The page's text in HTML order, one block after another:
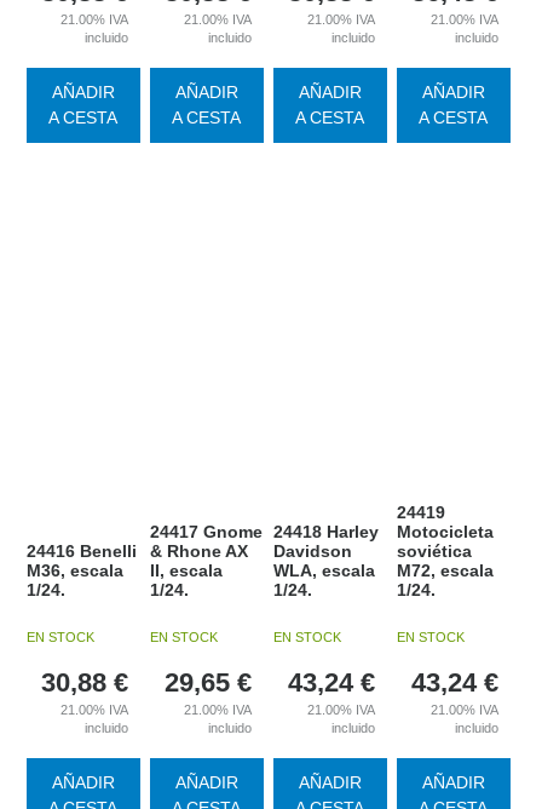
21.00% IVA
incluido
AÑADIR
A CESTA
21.00% IVA
incluido
AÑADIR
A CESTA
21.00% IVA
incluido
AÑADIR
A CESTA
21.00% IVA
incluido
AÑADIR
A CESTA
24416 Benelli
M36, escala
1/24.
EN STOCK
30,88 €
21.00% IVA
incluido
AÑADIR
24417 Gnome
& Rhone AX
II, escala
1/24.
EN STOCK
29,65 €
21.00% IVA
incluido
AÑADIR
24418 Harley
Davidson
WLA, escala
1/24.
EN STOCK
43,24 €
21.00% IVA
incluido
AÑADIR
24419
Motocicleta
soviética
M72, escala
1/24.
EN STOCK
43,24 €
21.00% IVA
incluido
AÑADIR